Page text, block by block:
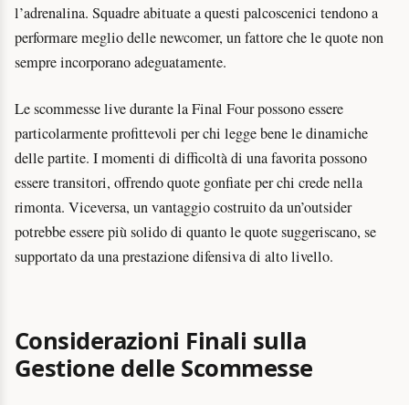
l’adrenalina. Squadre abituate a questi palcoscenici tendono a
performare meglio delle newcomer, un fattore che le quote non
sempre incorporano adeguatamente.
Le scommesse live durante la Final Four possono essere
particolarmente profittevoli per chi legge bene le dinamiche
delle partite. I momenti di difficoltà di una favorita possono
essere transitori, offrendo quote gonfiate per chi crede nella
rimonta. Viceversa, un vantaggio costruito da un’outsider
potrebbe essere più solido di quanto le quote suggeriscano, se
supportato da una prestazione difensiva di alto livello.
Considerazioni Finali sulla
Gestione delle Scommesse